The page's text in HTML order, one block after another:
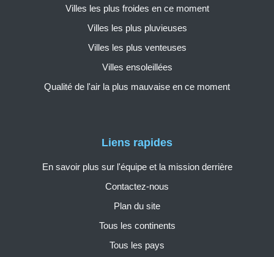
Liens rapides
En savoir plus sur l'équipe et la mission derrière
Contactez-nous
Plan du site
Tous les continents
Tous les pays
Villes les plus froides en ce moment
Villes les plus pluvieuses
Villes les plus venteuses
Villes ensoleillées
Qualité de l'air la plus mauvaise en ce moment